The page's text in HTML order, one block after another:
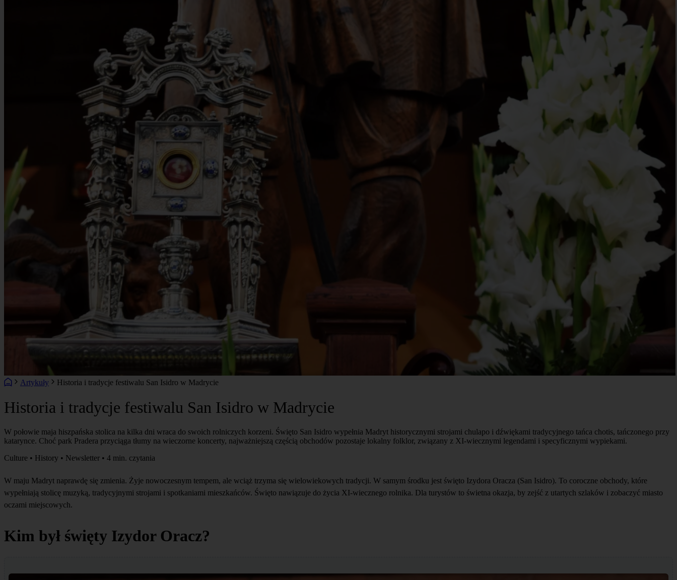
Artykuły Historia i tradycje festiwalu San Isidro w Madrycie
Historia i tradycje festiwalu San Isidro w Madrycie
W połowie maja hiszpańska stolica na kilka dni wraca do swoich rolniczych korzeni. Święto San Isidro wypełnia Madryt historycznymi strojami chulapo i dźwiękami tradycyjnego tańca chotis, tańczonego przy
katarynce. Choć park Pradera przyciąga tłumy na wieczorne koncerty, najważniejszą częścią obchodów pozostaje lokalny folklor, związany z XI-wiecznymi legendami i specyficznymi wypiekami.
Culture • History • Newsletter • 4 min. czytania
W maju Madryt naprawdę się zmienia. Żyje nowoczesnym tempem, ale wciąż trzyma się wielowiekowych tradycji. W samym środku jest święto Izydora Oracza (San Isidro). To coroczne obchody, które
wypełniają stolicę muzyką, tradycyjnymi strojami i spotkaniami mieszkańców. Święto nawiązuje do życia XI-wiecznego rolnika. Dla turystów to świetna okazja, by zejść z utartych szlaków i zobaczyć miasto
oczami miejscowych.
Kim był święty Izydor Oracz?